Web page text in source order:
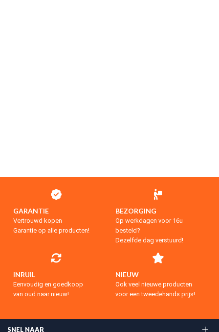
GARANTIE
Vertrouwd kopen
Garantie op alle producten!
BEZORGING
Op werkdagen voor 16u
besteld?
Dezelfde dag verstuurd!
INRUIL
Eenvoudig en goedkoop
van oud naar nieuw!
NIEUW
Ook veel nieuwe producten
voor een tweedehands prijs!
SNEL NAAR